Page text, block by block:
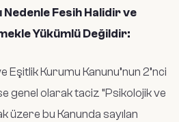
Nedenle Fesih Halidir ve
Yükümlü Değildir:
Eşitlik Kurumu Kanunu’nun 2’nci
genel olarak taciz “Psikolojik ve
üzere bu Kanunda sayılan